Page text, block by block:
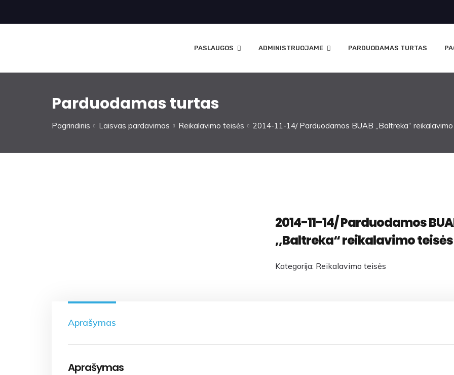
PASLAUGOS ADMINISTRUOJAME PARDUODAMAS TURTAS
Parduodamas turtas
Pagrindinis Laisvas pardavimas Reikalavimo teisės 2014-11-14/ Parduodamos BUAB ,,Baltreka“
2014-11-14/ Parduodamos
,,Baltreka“ reikalavimo teisės
Kategorija: Reikalavimo teisės
Aprašymas
Aprašymas